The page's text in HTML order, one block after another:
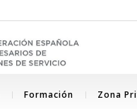
Formación Zona